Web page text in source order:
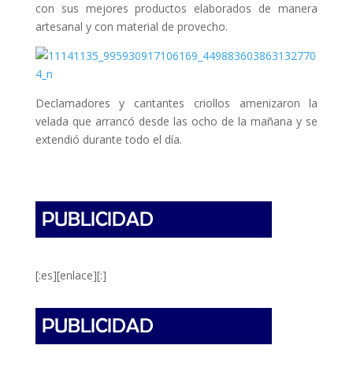
con sus mejores productos elaborados de manera
artesanal y con material de provecho.
Declamadores y cantantes criollos amenizaron la
velada que arrancó desde las ocho de la mañana y se
extendió durante todo el día.
[:es][enlace][:]